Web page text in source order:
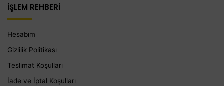
İŞLEM REHBERİ
Hesabım
Gizlilik Politikası
Teslimat Koşulları
İade ve İptal Koşulları